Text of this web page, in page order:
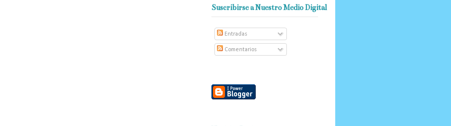
Suscribirse a Nuestro Medio Digital
Entradas
Comentarios